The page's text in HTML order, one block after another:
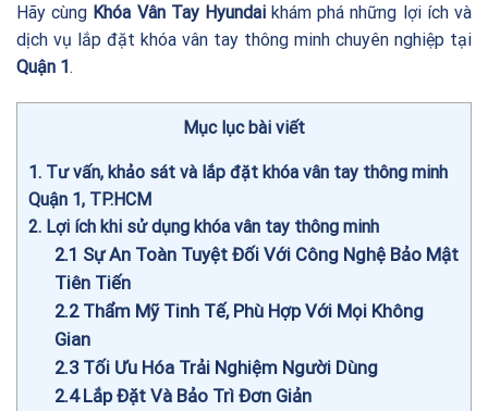
Hãy cùng Khóa Vân Tay Hyundaikhám phá những lợi ích và
dịch vụ lắp đặt khóa vân tay thông minh chuyên nghiệp tại
Quận 1.
Mục lục bài viết
1 Tư vấn, khảo sát và lắp đặt khóa vân tay thông minh
Quận 1, TP.HCM
2 Lợi ích khi sử dụng khóa vân tay thông minh
2.1 Sự An Toàn Tuyệt Đối Với Công Nghệ Bảo Mật
Tiên Tiến
2.2Thẩm Mỹ Tinh Tế, Phù Hợp Với Mọi Không
Gian
2.3Tối Ưu Hóa Trải Nghiệm Người Dùng
2.4Lắp Đặt Và Bảo Trì Đơn Giản